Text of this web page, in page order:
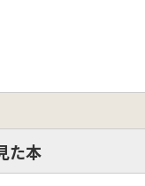
た本